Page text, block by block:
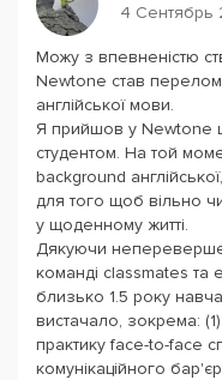
4 Сентябрь
Можу з впевненістю
Newtone став
англійської мови.
Я прийшов у Newtone
студентом. На той
background
для того щоб вільно
у щоденному житті.
Дякуючи
команді classmates та
близько 1.5 року
вистачало, зокрема:
практику face-to-face
комунікаційного